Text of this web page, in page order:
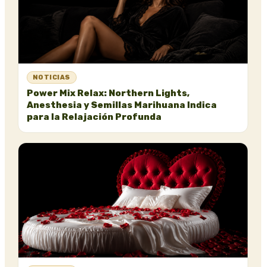
NOTICIAS
Power Mix Relax: Northern Lights,
Anesthesia y Semillas Marihuana Indica
para la Relajación Profunda